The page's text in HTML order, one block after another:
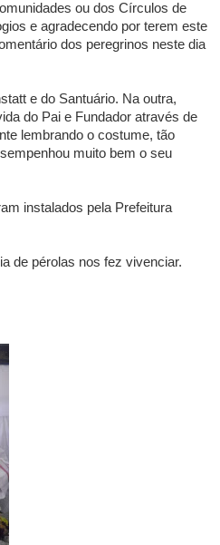
ou dos Círculos de
e agradecendo por terem este
dos peregrinos neste dia
e do Santuário. Na outra,
do Pai e Fundador através de
lembrando o costume, tão
muito bem o seu
instalados pela Prefeitura
de pérolas nos fez vivenciar.